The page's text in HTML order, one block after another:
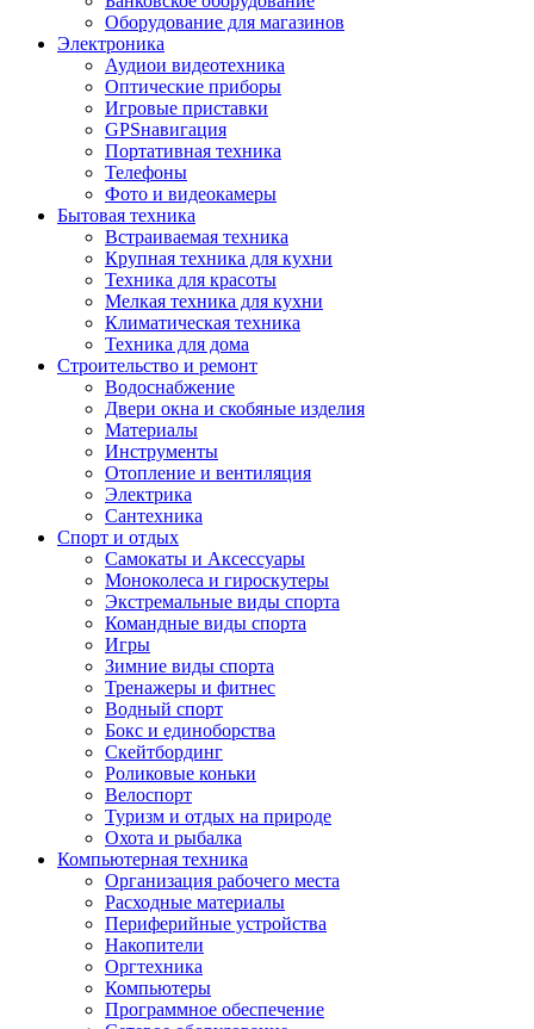
Оборудование для магазинов
Электроника
Аудиои видеотехника
Оптические приборы
Игровые приставки
GPSнавигация
Портативная техника
Телефоны
Фото и видеокамеры
Бытовая техника
Встраиваемая техника
Крупная техника для кухни
Техника для красоты
Мелкая техника для кухни
Климатическая техника
Техника для дома
Строительство и ремонт
Водоснабжение
Двери окна и скобяные изделия
Материалы
Инструменты
Отопление и вентиляция
Электрика
Сантехника
Спорт и отдых
Самокаты и Аксессуары
Моноколеса и гироскутеры
Экстремальные виды спорта
Командные виды спорта
Игры
Зимние виды спорта
Тренажеры и фитнес
Водный спорт
Бокс и единоборства
Скейтбординг
Роликовые коньки
Велоспорт
Туризм и отдых на природе
Охота и рыбалка
Компьютерная техника
Организация рабочего места
Расходные материалы
Периферийные устройства
Накопители
Оргтехника
Компьютеры
Программное обеспечение